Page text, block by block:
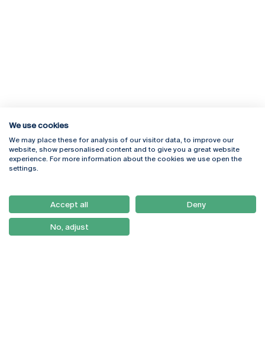
Rua Diogo Botelho 1327
4169-005 Porto
+351 226 196 240
Campus Online
Webmail
Como Chegar
Newsletter
We use cookies
We may place these for analysis of our visitor data, to improve our
website, show personalised content and to give you a great website
experience. For more information about the cookies we use open the
settings.
Accept all Deny
No, adjust